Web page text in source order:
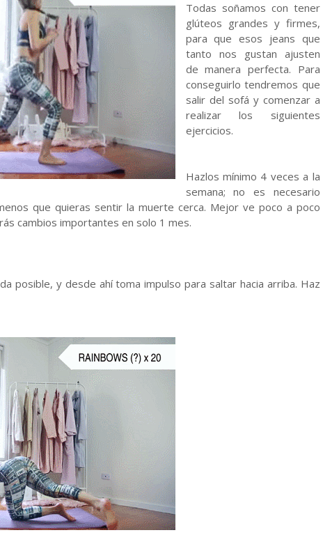
Todas soñamos con tener
glúteos grandes y firmes,
para que esos jeans que
tanto nos gustan ajusten
de manera perfecta. Para
conseguirlo tendremos que
salir del sofá y comenzar a
realizar los siguientes
ejercicios.
Hazlos mínimo 4 veces a la
semana; no es necesario
que quieras sentir la muerte cerca. Mejor ve poco a poco
cambios importantes en solo 1 mes.
posible, y desde ahí toma impulso para saltar hacia arriba. Haz